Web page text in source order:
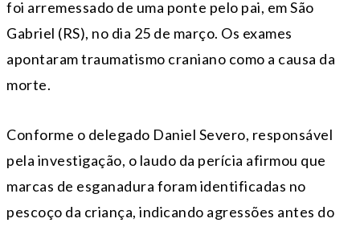
foi arremessado de uma ponte pelo pai, em São
Gabriel (RS), no dia 25 de março. Os exames
apontaram traumatismo craniano como a causa da
morte.
Conforme o delegado Daniel Severo, responsável
pela investigação, o laudo da perícia afirmou que
marcas de esganadura foram identificadas no
pescoço da criança, indicando agressões antes do